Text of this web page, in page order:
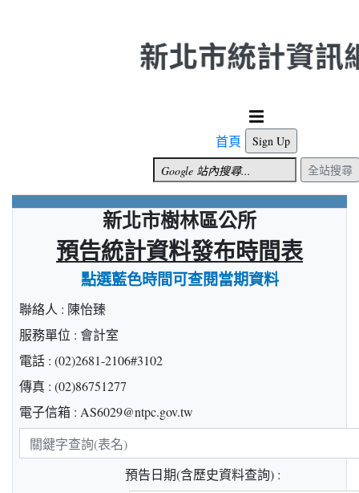
首頁
Sign Up
全站搜尋
新北市樹林區公所
預告統計資料發布時間表
點選藍色時間可查閱當期資料
聯絡人 : 陳怡臻
服務單位 : 會計室
電話 : (02)2681-2106#3102
傳真 : (02)86751277
電子信箱 : AS6029@ntpc.gov.tw
關
鍵
預告日期(含歷史資料查詢) :